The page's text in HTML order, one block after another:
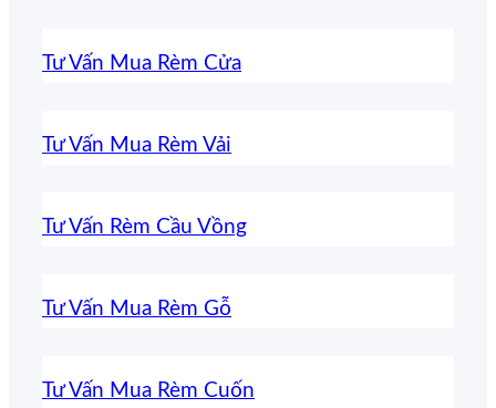
Tư Vấn Mua Rèm Cửa
Tư Vấn Mua Rèm Vải
Tư Vấn Rèm Cầu Vồng
Tư Vấn Mua Rèm Gỗ
Tư Vấn Mua Rèm Cuốn